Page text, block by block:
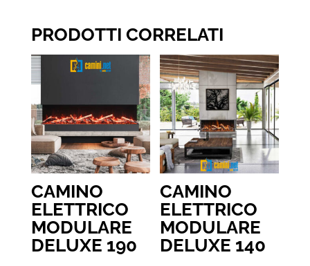
PRODOTTI CORRELATI
CAMINO
ELETTRICO
MODULARE
DELUXE 190
CAMINO
ELETTRICO
MODULARE
DELUXE 140